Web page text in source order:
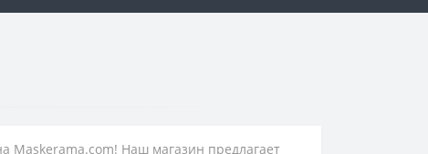
Maskerama.com! Наш магазин предлагает